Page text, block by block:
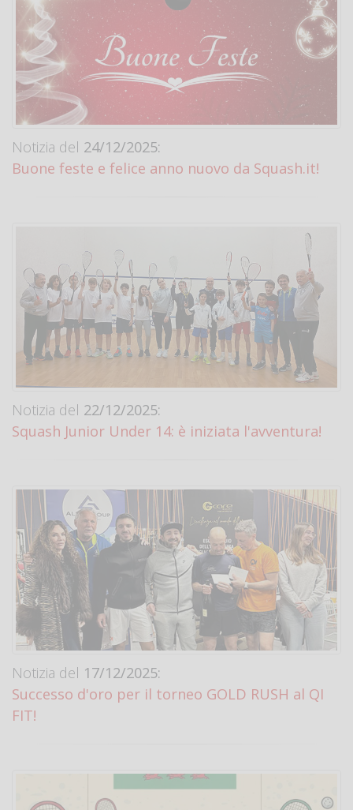
Notizia del 24/12/2025:
Buone feste e felice anno nuovo da Squash.it!
Notizia del 22/12/2025:
Squash Junior Under 14: è iniziata l'avventura!
Notizia del 17/12/2025:
Successo d'oro per il torneo GOLD RUSH al QI
FIT!